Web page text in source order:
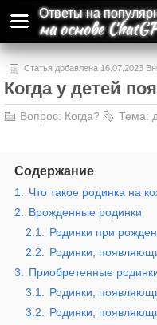
Ответы на
на основе
Статья добавлена 16.07.2023
и может содержать ошибки и
Когда у детей
Вопрос: Когда? Тема:
Содержание
1.
Что такое родинка на
2.
Врожденные родинки
2.1.
Родинки при
2.2.
Родинки,
3.
Приобретенные
3.1.
Родинки,
3.2.
Родинки,